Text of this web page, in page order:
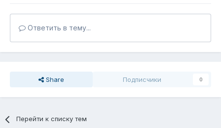
Ответить в тему...
Share Подписчики 0
Перейти к списку тем